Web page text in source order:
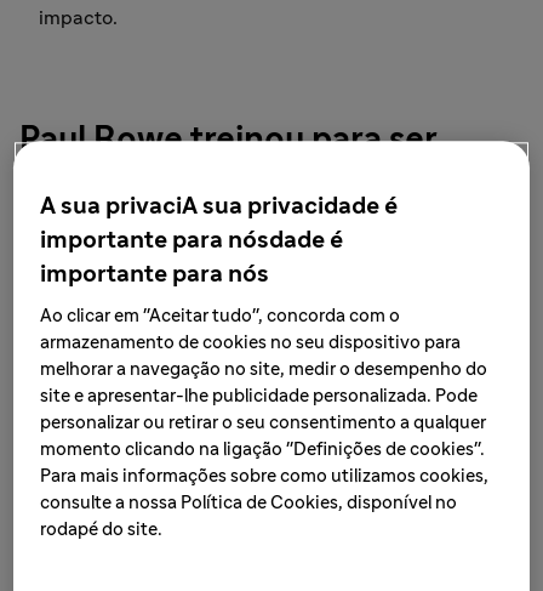
impacto.
Paul Rowe treinou para ser
maneira de fazer mais pelos
pacientes na indústria
farmacêutica.
Tempo de execução 3:10 | Vídeo
(Vídeo em Inglês)
A sua privaciA sua privacidade é
importante para nósdade é
importante para nós
Ao clicar em "Aceitar tudo", concorda com o
armazenamento de cookies no seu dispositivo para
melhorar a navegação no site, medir o desempenho do
site e apresentar-lhe publicidade personalizada. Pode
personalizar ou retirar o seu consentimento a qualquer
momento clicando na ligação "Definições de cookies".
Para mais informações sobre como utilizamos cookies,
consulte a nossa Política de Cookies, disponível no
rodapé do site.